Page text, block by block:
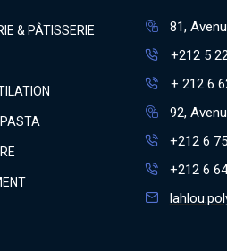
& PÂTISSERIE
81,
+212 5
+ 212 6
92,
+212 6
+212 6